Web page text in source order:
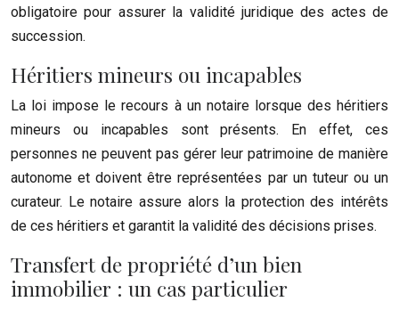
obligatoire pour assurer la validité juridique des actes de
succession.
Héritiers mineurs ou incapables
La loi impose le recours à un notaire lorsque des héritiers
mineurs ou incapables sont présents. En effet, ces
personnes ne peuvent pas gérer leur patrimoine de manière
autonome et doivent être représentées par un tuteur ou un
curateur. Le notaire assure alors la protection des intérêts
de ces héritiers et garantit la validité des décisions prises.
Transfert de propriété d’un bien
immobilier : un cas particulier